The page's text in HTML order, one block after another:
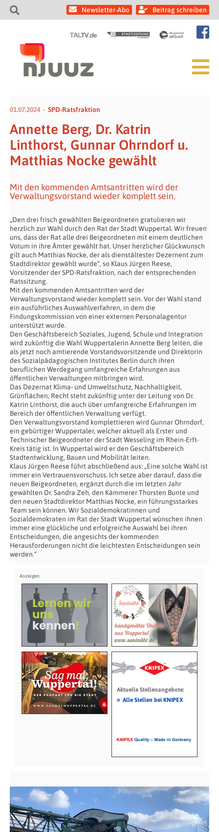
Newsletter-Abo Beitrag schreiben
01.07.2024 SPD-Ratsfraktion
Annette Berg, Dr. Katrin
Linthorst, Gunnar Ohrndorf u.
Matthias Nocke gewählt
Mit den kommenden Amtsantritten wird der
Verwaltungsvorstand wieder komplett sein.
„Den drei frisch gewählten Beigeordneten gratulieren wir
herzlich zur Wahl durch den Rat der Stadt Wuppertal. Wir freuen
uns, dass der Rat alle drei Beigeordneten mit einem deutlichen
Votum in ihre Ämter gewählt hat. Unser herzlicher Glückwunsch
gilt auch Matthias Nocke, der als dienstältester Dezernent zum
Stadtdirektor gewählt wurde“, so Klaus Jürgen Reese,
Vorsitzender der SPD-Ratsfraktion, nach der entsprechenden
Ratssitzung.
Mit den kommenden Amtsantritten wird der
Verwaltungsvorstand wieder komplett sein. Vor der Wahl stand
ein ausführliches Auswahlverfahren, in dem die
Findungskommission von einer externen Personalagentur
unterstützt wurde.
Den Geschäftsbereich Soziales, Jugend, Schule und Integration
wird zukünftig die Wahl Wuppertalerin Annette Berg leiten, die
als jetzt noch amtierende Vorstandsvorsitzende und Direktorin
des Sozialpädagogischen Institutes Berlin durch ihren
beruflichen Werdegang umfangreiche Erfahrungen aus
öffentlichen Verwaltungen mitbringen wird.
Das Dezernat Klima- und Umweltschutz, Nachhaltigkeit,
Grünflächen, Recht steht zukünftig unter der Leitung von Dr.
Katrin Linthorst, die auch über umfangreiche Erfahrungen im
Bereich der öffentlichen Verwaltung verfügt.
Den Verwaltungsvorstand komplettieren wird Gunnar Ohrndorf,
ein gebürtiger Wuppertaler, welcher aktuell als Erster und
Technischer Beigeordneter der Stadt Wesseling im Rhein-Erft-
Kreis tätig ist. In Wuppertal wird er den Geschäftsbereich
Stadtentwicklung, Bauen und Mobilität leiten.
Klaus Jürgen Reese führt abschließend aus: „Eine solche Wahl ist
immer ein Vertrauensvorschuss. Ich setze aber darauf, dass die
neuen Beigeordneten, ergänzt durch die im letzten Jahr
gewählten Dr. Sandra Zeh, den Kämmerer Thorsten Bunte und
den neuen Stadtdirektor Matthias Nocke, ein führungsstarkes
Team sein können. Wir Sozialdemokratinnen und
Sozialdemokraten im Rat der Stadt Wuppertal wünschen ihnen
immer eine glückliche und erfolgreiche Auswahl bei ihren
Entscheidungen, die angesichts der kommenden
Herausforderungen nicht die leichtesten Entscheidungen sein
werden.“
Aktuelle Stellenangebote:
» Alle Stellen bei KNIPEX